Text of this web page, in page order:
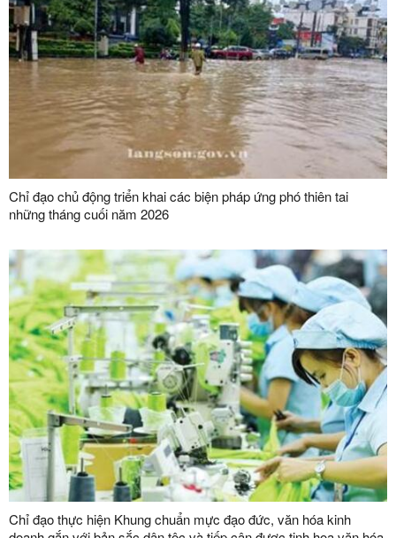
Chỉ đạo chủ động triển khai các biện pháp ứng phó thiên tai
những tháng cuối năm 2026
Chỉ đạo thực hiện Khung chuẩn mực đạo đức, văn hóa kinh